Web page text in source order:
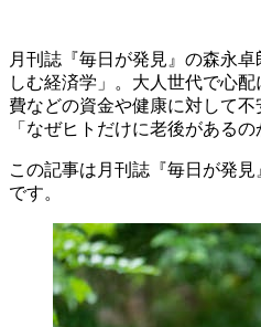
月刊誌『毎日が発見』の森永
しむ経済学」。大人世代で心
費などの資金や健康に対して不
「なぜヒトだけに老後があるの
この記事は月刊誌『毎日が発見
です。